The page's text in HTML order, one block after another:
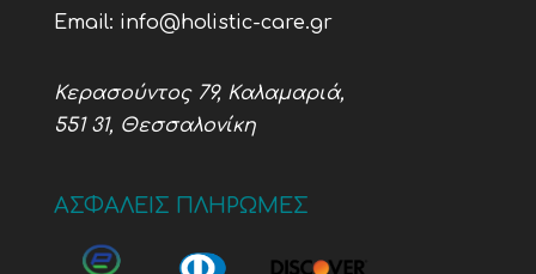
Email: info@holistic-care.gr
Κερασούντος 79, Καλαμαριά,
551 31, Θεσσαλονίκη
ΑΣΦΑΛΕΙΣ ΠΛΗΡΩΜΕΣ